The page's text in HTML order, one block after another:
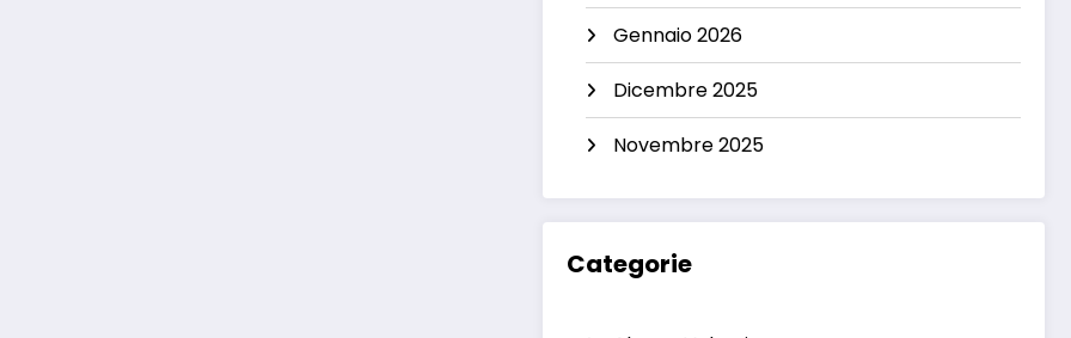
Gennaio 2026
Dicembre 2025
Novembre 2025
Categorie